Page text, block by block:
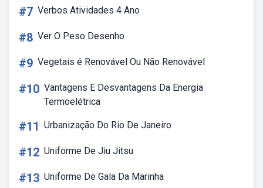
#7 Verbos Atividades 4 Ano
#8 Ver O Peso Desenho
#9 Vegetais é Renovável Ou Não Renovável
#10 Vantagens E Desvantagens Da Energia
Termoelétrica
#11 Urbanização Do Rio De Janeiro
#12 Uniforme De Jiu Jitsu
#13 Uniforme De Gala Da Marinha